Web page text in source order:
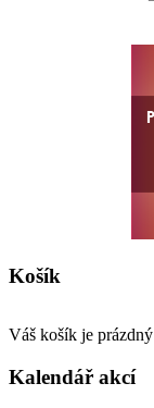
Košík
Váš košík je prázdný
Kalendář akcí